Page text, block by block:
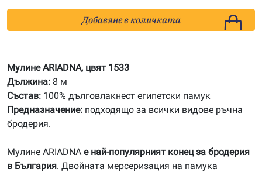
Мулине
АRIADNA
Добавяне в количката
Мулине ARIADNA, цвят 1533
Дължина: 8 м
Състав: 100% дълговлакнест египетски памук
Предназначение: подходящо за всички видове ръчна
бродерия.
Мулине ARIADNA е най-популярният конец за бродерия
в България. Двойната мерсеризация на памука